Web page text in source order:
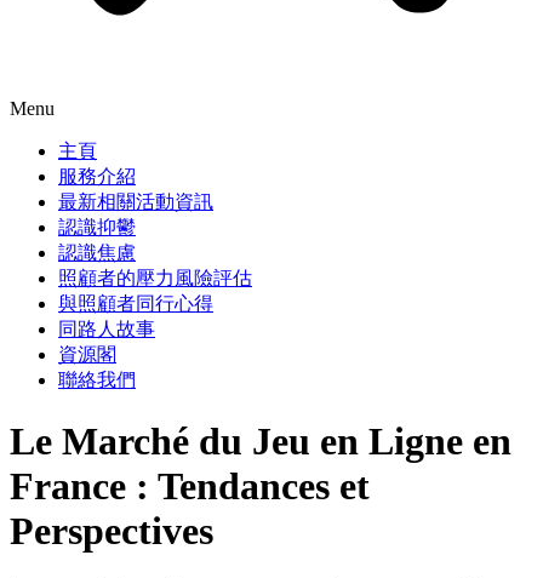
Menu
主頁
服務介紹
最新相關活動資訊
認識抑鬱
認識焦慮
照顧者的壓力風險評估
與照顧者同行心得
同路人故事
資源閣
聯絡我們
Le Marché du Jeu en Ligne en
France : Tendances et
Perspectives